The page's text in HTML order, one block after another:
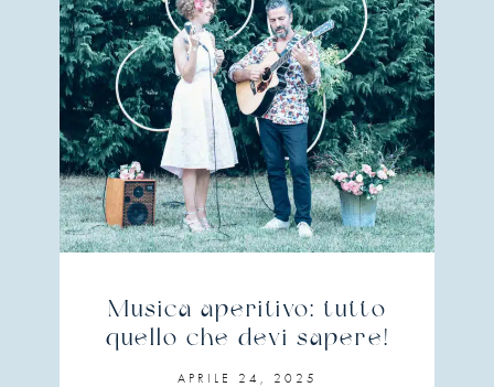
Musica aperitivo: tutto
quello che devi sapere!
APRILE 24, 2025